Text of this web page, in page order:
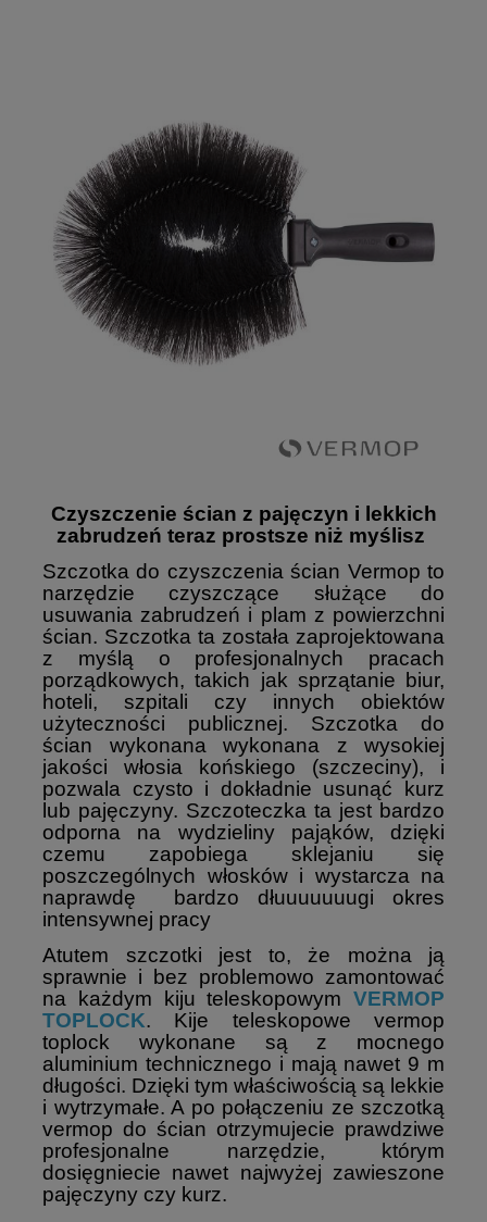
Czyszczenie ścian z pajęczyn i lekkich
zabrudzeń teraz prostsze niż myślisz
Szczotka do czyszczenia ścian Vermop to
narzędzie czyszczące służące do
usuwania zabrudzeń i plam z powierzchni
ścian. Szczotka ta została zaprojektowana
z myślą o profesjonalnych pracach
porządkowych, takich jak sprzątanie biur,
hoteli, szpitali czy innych obiektów
użyteczności publicznej. Szczotka do
ścian wykonana wykonana z wysokiej
jakości włosia końskiego (szczeciny), i
pozwala czysto i dokładnie usunąć kurz
lub pajęczyny. Szczoteczka ta jest bardzo
odporna na wydzieliny pająków, dzięki
czemu zapobiega sklejaniu się
poszczególnych włosków i wystarcza na
naprawdę bardzo dłuuuuuuugi okres
intensywnej pracy
Atutem szczotki jest to, że można ją
sprawnie i bez problemowo zamontować
na każdym kiju teleskopowym VERMOP
TOPLOCK. Kije teleskopowe vermop
toplock wykonane są z mocnego
aluminium technicznego i mają nawet 9 m
długości. Dzięki tym właściwością są lekkie
i wytrzymałe. A po połączeniu ze szczotką
vermop do ścian otrzymujecie prawdziwe
profesjonalne narzędzie, którym
dosięgniecie nawet najwyżej zawieszone
pajęczyny czy kurz.